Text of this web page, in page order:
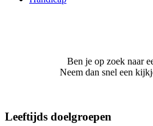
Ben je op zoek naar
Neem dan snel een
Leeftijds doelgroepen